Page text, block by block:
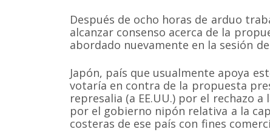
Después de ocho horas de arduo
alcanzar consenso acerca de la
abordado nuevamente en la sesión
Japón, país que usualmente apoya
votaría en contra de la propuesta
represalia (a EE.UU.) por el rechazo
por el gobierno nipón relativa a la
costeras de ese país con fines
Somos una organización no gubernamental
lucro que trabaja activamente en la conservación
cetáceos y sus ecosistemas acuáticos en Chile y el
Correo: Casilla 19178, Lo Castillo, Vitacura, Santiago